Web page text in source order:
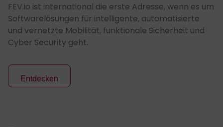
FEV.io ist international die erste Adresse, wenn es um
Softwarelösungen für intelligente, automatisierte
und vernetzte Mobilität, funktionale Sicherheit und
Cyber Security geht.
Entdecken